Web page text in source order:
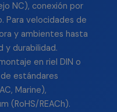
NC), conexión por
Para velocidades de
y ambientes hasta
y durabilidad.
en riel DIN o
estándares
Marine),
(RoHS/REACh).